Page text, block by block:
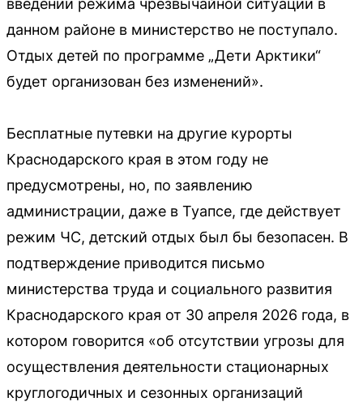
данном районе в министерство не поступало.
Отдых детей по программе „Дети Арктики“
будет организован без изменений».
Бесплатные путевки на другие курорты
Краснодарского края в этом году не
предусмотрены, но, по заявлению
администрации, даже в Туапсе, где действует
режим ЧС, детский отдых был бы безопасен. В
подтверждение приводится письмо
министерства труда и социального развития
Краснодарского края от 30 апреля 2026 года, в
котором говорится «об отсутствии угрозы для
осуществления деятельности стационарных
круглогодичных и сезонных организаций